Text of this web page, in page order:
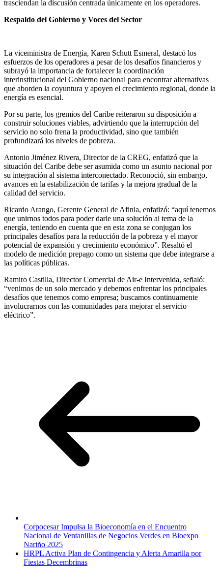
trasciendan la discusión centrada únicamente en los operadores.
Respaldo del Gobierno y Voces del Sector
La viceministra de Energía, Karen Schutt Esmeral, destacó los
esfuerzos de los operadores a pesar de los desafíos financieros y
subrayó la importancia de fortalecer la coordinación
interinstitucional del Gobierno nacional para encontrar alternativas
que aborden la coyuntura y apoyen el crecimiento regional, donde la
energía es esencial.
Por su parte, los gremios del Caribe reiteraron su disposición a
construir soluciones viables, advirtiendo que la interrupción del
servicio no solo frena la productividad, sino que también
profundizará los niveles de pobreza.
Antonio Jiménez Rivera, Director de la CREG, enfatizó que la
situación del Caribe debe ser asumida como un asunto nacional por
su integración al sistema interconectado. Reconoció, sin embargo,
avances en la estabilización de tarifas y la mejora gradual de la
calidad del servicio.
Ricardo Arango, Gerente General de Afinia, enfatizó: “aquí tenemos
que unirnos todos para poder darle una solución al tema de la
energía, teniendo en cuenta que en esta zona se conjugan los
principales desafíos para la reducción de la pobreza y el mayor
potencial de expansión y crecimiento económico”. Resaltó el
modelo de medición prepago como un sistema que debe integrarse a
las políticas públicas.
Ramiro Castilla, Director Comercial de Air-e Intervenida, señaló:
“venimos de un solo mercado y debemos enfrentar los principales
desafíos que tenemos como empresa; buscamos continuamente
involucrarnos con las comunidades para mejorar el servicio
eléctrico”.
Corpocesar Impulsa la Bioeconomía en el Encuentro
Nacional de Ventanillas de Negocios Verdes en Bioexpo
Nariño 2025
HRPL Activa Plan de Contingencia y Alerta Amarilla por
Fiestas Decembrinas